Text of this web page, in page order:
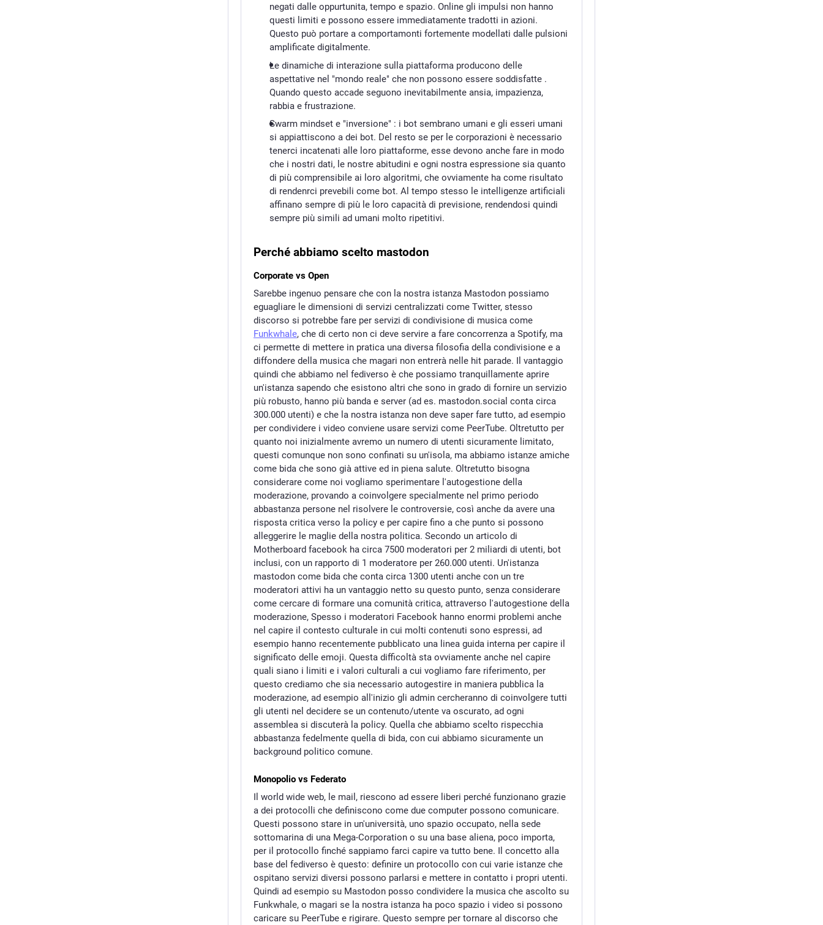
negati dalle oppurtunita, tempo e spazio. Online gli impulsi non hanno
questi limiti e possono essere immediatamente tradotti in azioni.
Questo può portare a comportamonti fortemente modellati dalle pulsioni
amplificate digitalmente.
Le dinamiche di interazione sulla piattaforma producono delle
aspettative nel "mondo reale" che non possono essere soddisfatte .
Quando questo accade seguono inevitabilmente ansia, impazienza,
rabbia e frustrazione.
Swarm mindset e "inversione" : i bot sembrano umani e gli esseri umani
si appiattiscono a dei bot. Del resto se per le corporazioni è necessario
tenerci incatenati alle loro piattaforme, esse devono anche fare in modo
che i nostri dati, le nostre abitudini e ogni nostra espressione sia quanto
di più comprensibile ai loro algoritmi, che ovviamente ha come risultato
di rendenrci prevebili come bot. Al tempo stesso le intelligenze artificiali
affinano sempre di più le loro capacità di previsione, rendendosi quindi
sempre più simili ad umani molto ripetitivi.
Perché abbiamo scelto mastodon
Corporate vs Open
Sarebbe ingenuo pensare che con la nostra istanza Mastodon possiamo
eguagliare le dimensioni di servizi centralizzati come Twitter, stesso
discorso si potrebbe fare per servizi di condivisione di musica come
Funkwhale, che di certo non ci deve servire a fare concorrenza a Spotify, ma
ci permette di mettere in pratica una diversa filosofia della condivisione e a
diffondere della musica che magari non entrerà nelle hit parade. Il vantaggio
quindi che abbiamo nel fediverso è che possiamo tranquillamente aprire
un'istanza sapendo che esistono altri che sono in grado di fornire un servizio
più robusto, hanno più banda e server (ad es. mastodon.social conta circa
300.000 utenti) e che la nostra istanza non deve saper fare tutto, ad esempio
per condividere i video conviene usare servizi come PeerTube. Oltretutto per
quanto noi inizialmente avremo un numero di utenti sicuramente limitato,
questi comunque non sono confinati su un'isola, ma abbiamo istanze amiche
come bida che sono già attive ed in piena salute. Oltretutto bisogna
considerare come noi vogliamo sperimentare l'autogestione della
moderazione, provando a coinvolgere specialmente nel primo periodo
abbastanza persone nel risolvere le controversie, così anche da avere una
risposta critica verso la policy e per capire fino a che punto si possono
alleggerire le maglie della nostra politica. Secondo un articolo di
Motherboard facebook ha circa 7500 moderatori per 2 miliardi di utenti, bot
inclusi, con un rapporto di 1 moderatore per 260.000 utenti. Un'istanza
mastodon come bida che conta circa 1300 utenti anche con un tre
moderatori attivi ha un vantaggio netto su questo punto, senza considerare
come cercare di formare una comunità critica, attraverso l'autogestione della
moderazione, Spesso i moderatori Facebook hanno enormi problemi anche
nel capire il contesto culturale in cui molti contenuti sono espressi, ad
esempio hanno recentemente pubblicato una linea guida interna per capire il
significato delle emoji. Questa difficoltà sta ovviamente anche nel capire
quali siano i limiti e i valori culturali a cui vogliamo fare riferimento, per
questo crediamo che sia necessario autogestire in maniera pubblica la
moderazione, ad esempio all'inizio gli admin cercheranno di coinvolgere tutti
gli utenti nel decidere se un contenuto/utente va oscurato, ad ogni
assemblea si discuterà la policy. Quella che abbiamo scelto rispecchia
abbastanza fedelmente quella di bida, con cui abbiamo sicuramente un
background politico comune.
Monopolio vs Federato
Il world wide web, le mail, riescono ad essere liberi perché funzionano grazie
a dei protocolli che definiscono come due computer possono comunicare.
Questi possono stare in un'università, uno spazio occupato, nella sede
sottomarina di una Mega-Corporation o su una base aliena, poco importa,
per il protocollo finché sappiamo farci capire va tutto bene. Il concetto alla
base del fediverso è questo: definire un protocollo con cui varie istanze che
ospitano servizi diversi possono parlarsi e mettere in contatto i propri utenti.
Quindi ad esempio su Mastodon posso condividere la musica che ascolto su
Funkwhale, o magari se la nostra istanza ha poco spazio i video si possono
caricare su PeerTube e rigirare. Questo sempre per tornare al discorso che